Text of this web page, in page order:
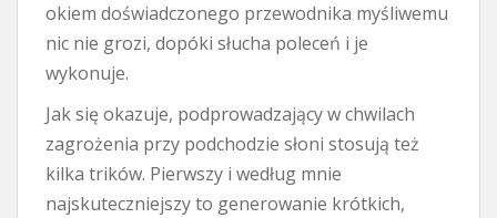
okiem doświadczonego przewodnika myśliwemu
nic nie grozi, dopóki słucha poleceń i je
wykonuje.
Jak się okazuje, podprowadzający w chwilach
zagrożenia przy podchodzie słoni stosują też
kilka trików. Pierwszy i według mnie
najskuteczniejszy to generowanie krótkich,